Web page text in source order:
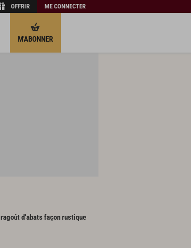
OFFRIR ME CONNECTER
M'ABONNER
d’abats façon rustique